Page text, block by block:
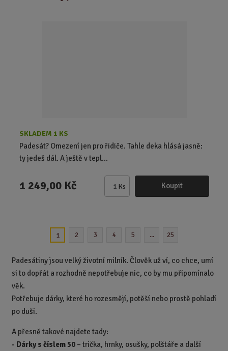
SKLADEM 1 KS
Padesát? Omezení jen pro řidiče. Tahle deka hlásá jasně:
ty jedeš dál. A ještě v tepl...
1 249,00 Kč
Z
p
t
Ks Koupit
1 2 3 4 5 ... 25
Padesátiny jsou velký životní milník. Člověk už ví, co chce, umí
si to dopřát a rozhodně nepotřebuje nic, co by mu připomínalo
věk.
Potřebuje dárky, které ho rozesmějí, potěší nebo prostě pohladí
po duši.
A přesně takové najdete tady:
- Dárky s číslem 50– trička, hrnky, osušky, polštáře a další